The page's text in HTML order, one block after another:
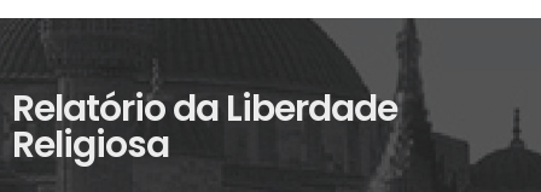
Relatório da Liberdade
Religiosa